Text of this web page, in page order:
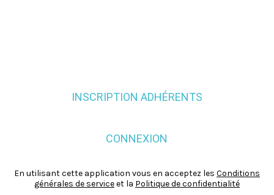
INSCRIPTION ADHÉRENTS
CONNEXION
En utilisant cette application vous en acceptez les Conditions
générales de serviceet la Politique de confidentialité